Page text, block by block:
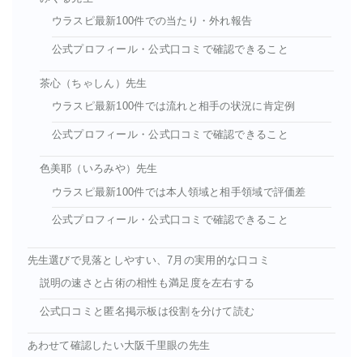
ウラスピ最新100件での当たり・外れ報告
公式プロフィール・公式口コミで確認できること
茶心（ちゃしん）先生
ウラスピ最新100件では流れと相手の状況に肯定例
公式プロフィール・公式口コミで確認できること
色美耶（いろみや）先生
ウラスピ最新100件では本人領域と相手領域で評価差
公式プロフィール・公式口コミで確認できること
先生選びで見落としやすい、7月の実用的な口コミ
説明の速さと占術の相性も満足度を左右する
公式口コミと匿名掲示板は役割を分けて読む
あわせて確認したい大阪千里眼の先生